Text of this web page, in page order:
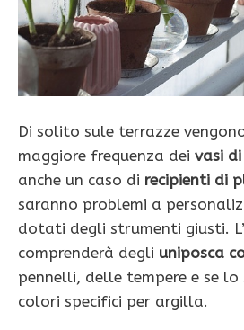
Di solito sule terrazze
maggiore frequenza dei vasi
anche un caso di recipienti di
saranno problemi a
dotati degli strumenti giusti.
comprenderà degli uniposca
pennelli, delle tempere e se lo
colori specifici per argilla.